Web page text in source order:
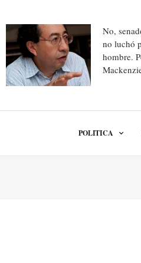
No,
no luchó
hombre.
POLITICA